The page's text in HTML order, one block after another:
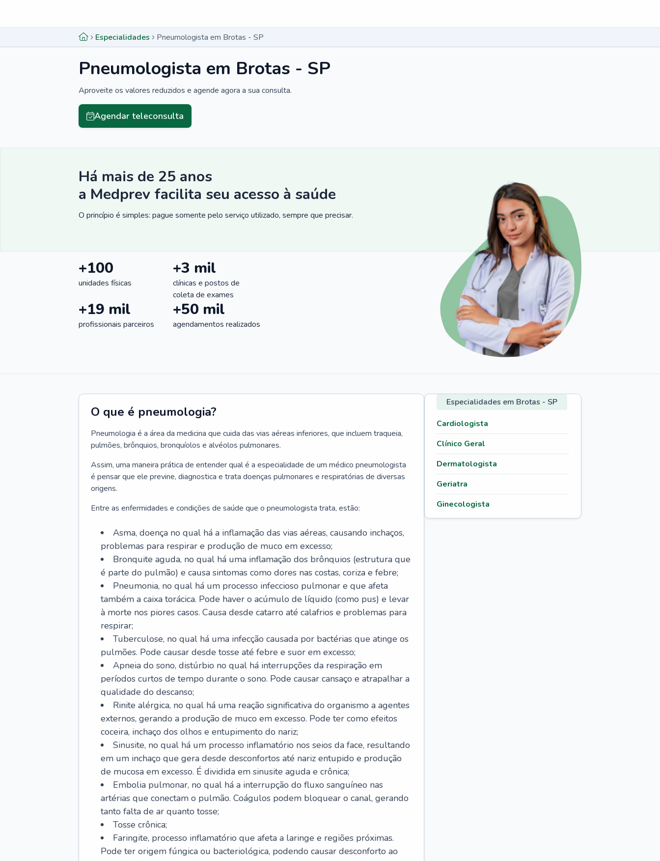
Especialidades Pneumologista em Brotas - SP
Pneumologista em Brotas - SP
Aproveite os valores reduzidos e agende agora a sua consulta.
Agendar teleconsulta
Há mais de 25 anos
a Medprev facilita seu acesso à saúde
O princípio é simples: pague somente pelo serviço utilizado, sempre que precisar.
+100
unidades físicas
+3 mil
clínicas e postos de
coleta de exames
+19 mil
profissionais parceiros
+50 mil
agendamentos realizados
O que é pneumologia?
Pneumologia é a área da medicina que cuida das vias aéreas inferiores, que incluem traqueia,
pulmões, brônquios, bronquíolos e alvéolos pulmonares.
Assim, uma maneira prática de entender qual é a especialidade de um médico pneumologista
é pensar que ele previne, diagnostica e trata doenças pulmonares e respiratórias de diversas
origens.
Entre as enfermidades e condições de saúde que o pneumologista trata, estão:
Asma, doença no qual há a inflamação das vias aéreas, causando inchaços,
problemas para respirar e produção de muco em excesso;
Bronquite aguda, no qual há uma inflamação dos brônquios (estrutura que
é parte do pulmão) e causa sintomas como dores nas costas, coriza e febre;
Pneumonia, no qual há um processo infeccioso pulmonar e que afeta
também a caixa torácica. Pode haver o acúmulo de líquido (como pus) e levar
à morte nos piores casos. Causa desde catarro até calafrios e problemas para
respirar;
Tuberculose, no qual há uma infecção causada por bactérias que atinge os
pulmões. Pode causar desde tosse até febre e suor em excesso;
Apneia do sono, distúrbio no qual há interrupções da respiração em
períodos curtos de tempo durante o sono. Pode causar cansaço e atrapalhar a
qualidade do descanso;
Rinite alérgica, no qual há uma reação significativa do organismo a agentes
externos, gerando a produção de muco em excesso. Pode ter como efeitos
coceira, inchaço dos olhos e entupimento do nariz;
Sinusite, no qual há um processo inflamatório nos seios da face, resultando
em um inchaço que gera desde desconfortos até nariz entupido e produção
de mucosa em excesso. É dividida em sinusite aguda e crônica;
Embolia pulmonar, no qual há a interrupção do fluxo sanguíneo nas
artérias que conectam o pulmão. Coágulos podem bloquear o canal, gerando
tanto falta de ar quanto tosse;
Tosse crônica;
Faringite, processo inflamatório que afeta a laringe e regiões próximas.
Pode ter origem fúngica ou bacteriológica, podendo causar desconforto ao
Especialidades em Brotas - SP
Cardiologista
Clínico Geral
Dermatologista
Geriatra
Ginecologista